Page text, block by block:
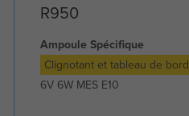
R950
Ampoule Spécifique
Clignotant et tableau de bord
6V 6W MES E10